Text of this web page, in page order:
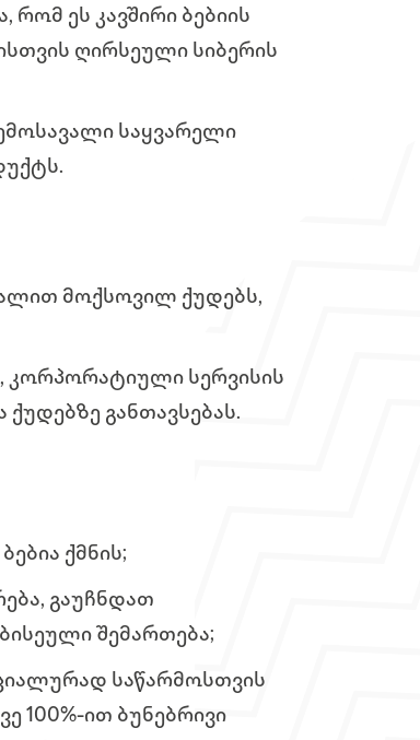
ეს კავშირი ბებიის
ღირსეული სიბერის
საყვარელი
მოქსოვილ ქუდებს,
კორპორატიული სერვისის
განთავსებას.
ქმნის;
გაუჩნდათ
შემართება;
საწარმოსთვის
100%-ით ბუნებრივი